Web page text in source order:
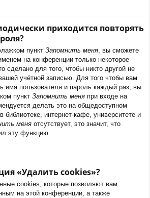
приходится повторять
пункт Запомнить меня , вы сможете
на конференции только некоторое
сделано для того, чтобы никто другой не
учётной записью. Для того чтобы вам
имя пользователя и пароль каждый раз, вы
пункт Запомнить меня при входе на
делать это на общедоступном
библиотеке, интернет-кафе, университете и
меня отсутствует, это значит, что
эту функцию.
«Удалить cookies»?
cookies, которые позволяют вам
на этой конференции, а также